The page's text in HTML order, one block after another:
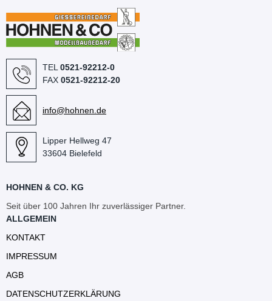
TEL 0521-92212-0
FAX 0521-92212-20
info@hohnen.de
Lipper Hellweg 47
33604 Bielefeld
HOHNEN & CO. KG
Seit über 100 Jahren Ihr zuverlässiger Partner.
ALLGEMEIN
KONTAKT
IMPRESSUM
AGB
DATENSCHUTZERKLÄRUNG